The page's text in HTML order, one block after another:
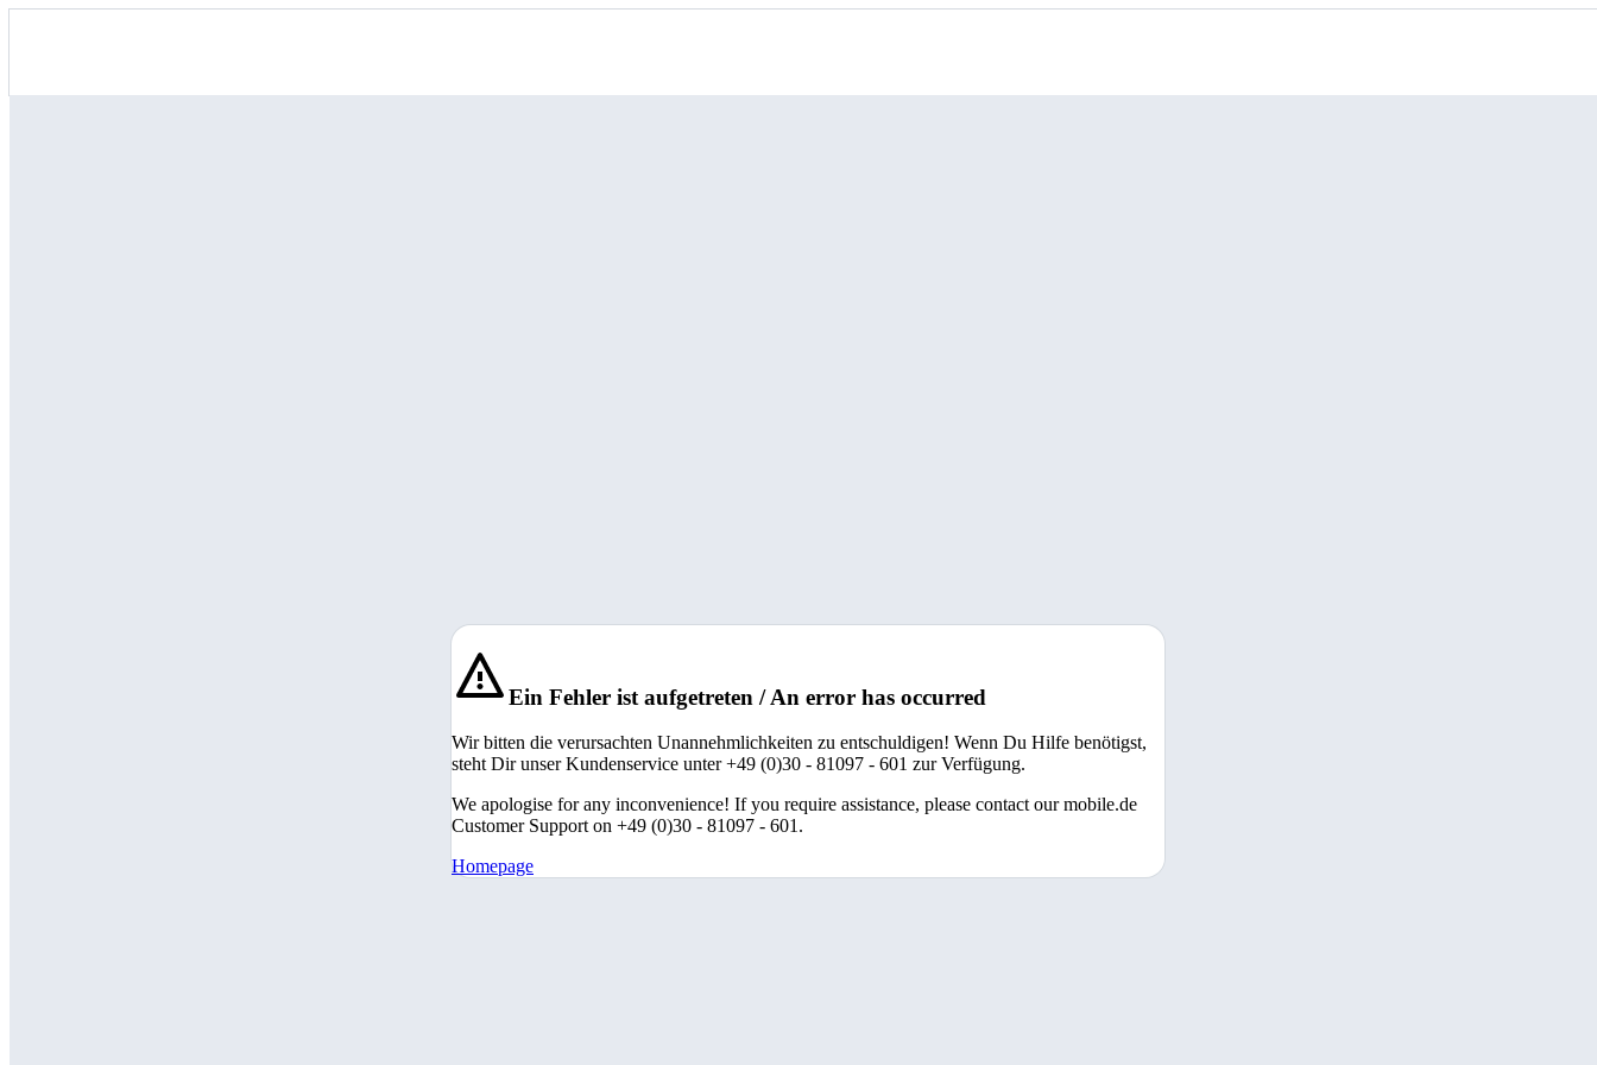
Ein Fehler ist aufgetreten / An error has occurred
Wir bitten die verursachten Unannehmlichkeiten zu entschuldigen! Wenn Du Hilfe benötigst,
steht Dir unser Kundenservice unter +49 (0)30 - 81097 - 601 zur Verfügung.
We apologise for any inconvenience! If you require assistance, please contact our mobile.de
Customer Support on +49 (0)30 - 81097 - 601.
Homepage